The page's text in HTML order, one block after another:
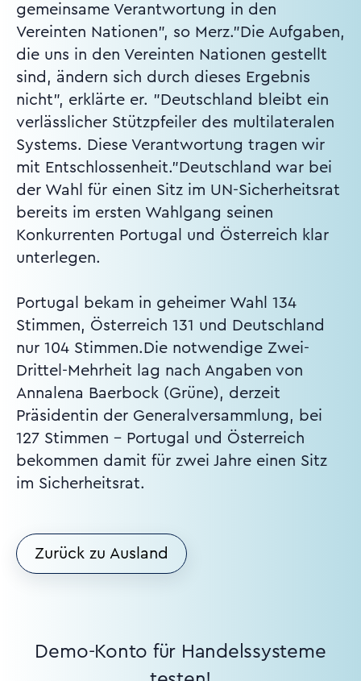
gemeinsame Verantwortung in den
Vereinten Nationen", so Merz."Die Aufgaben,
die uns in den Vereinten Nationen gestellt
sind, ändern sich durch dieses Ergebnis
nicht", erklärte er. "Deutschland bleibt ein
verlässlicher Stützpfeiler des multilateralen
Systems. Diese Verantwortung tragen wir
mit Entschlossenheit."Deutschland war bei
der Wahl für einen Sitz im UN-Sicherheitsrat
bereits im ersten Wahlgang seinen
Konkurrenten Portugal und Österreich klar
unterlegen.
Portugal bekam in geheimer Wahl 134
Stimmen, Österreich 131 und Deutschland
nur 104 Stimmen.Die notwendige Zwei-
Drittel-Mehrheit lag nach Angaben von
Annalena Baerbock (Grüne), derzeit
Präsidentin der Generalversammlung, bei
127 Stimmen - Portugal und Österreich
bekommen damit für zwei Jahre einen Sitz
im Sicherheitsrat.
Zurück zu Ausland
Demo-Konto für Handelssysteme